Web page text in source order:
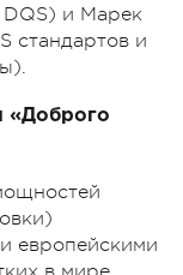
и Марек
стандартов и
«Доброго
европейскими